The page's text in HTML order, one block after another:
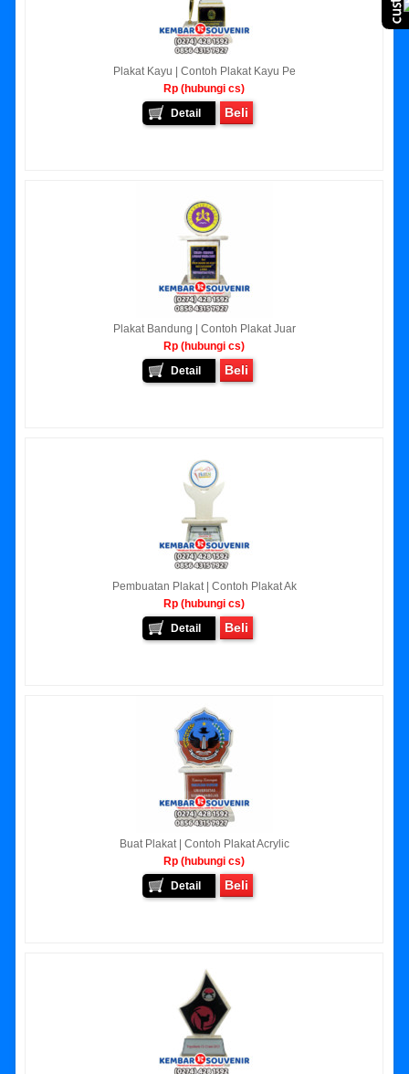
Plakat Kayu | Contoh Plakat Kayu Pe
Rp (hubungi cs)
Detail
Beli
Plakat Bandung | Contoh Plakat Juar
Rp (hubungi cs)
Detail
Beli
Pembuatan Plakat | Contoh Plakat Ak
Rp (hubungi cs)
Detail
Beli
Buat Plakat | Contoh Plakat Acrylic
Rp (hubungi cs)
Detail
Beli